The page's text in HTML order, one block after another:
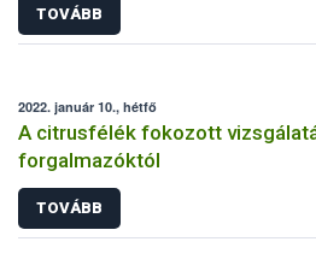
TOVÁBB
2022. január 10., hétfő
A citrusfélék fokozott
forgalmazóktól
TOVÁBB